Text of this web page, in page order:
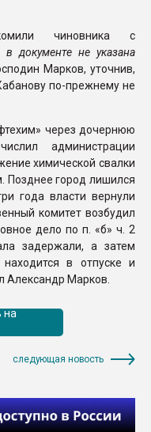
чиновника с
документе не указана
Марков, уточнив,
по-прежнему не
через дочернюю
администрации
химической свалки
Позднее город лишился
года власти вернули
комитет возбудил
дело по п. «б» ч. 2
задержали, а затем
в отпуске и
Александр Марков.
на
следующая новость